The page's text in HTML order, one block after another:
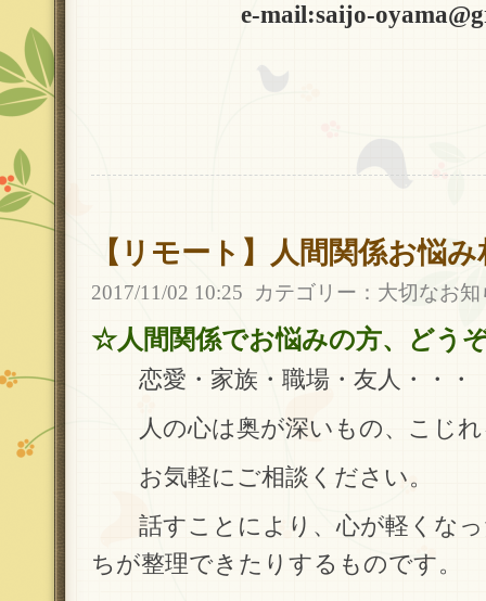
e-mail:saijo-
【リモート】人間関係お悩み
2017/11/02 10:25 カテゴリー： 大切なお知
☆人間関係でお悩みの方、どう
恋愛・家族・職場・友人・・・
人の心は奥が深いもの、こじれ
お気軽にご相談ください。
話すことにより、心が軽くなっ
ちが整理できたりするものです。